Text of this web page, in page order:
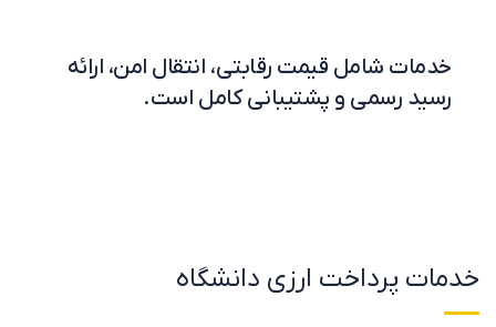
خدمات شامل قیمت رقابتی، انتقال امن، ارائه
رسید رسمی و پشتیبانی کامل است.
خدمات پرداخت ارزی دانشگاه